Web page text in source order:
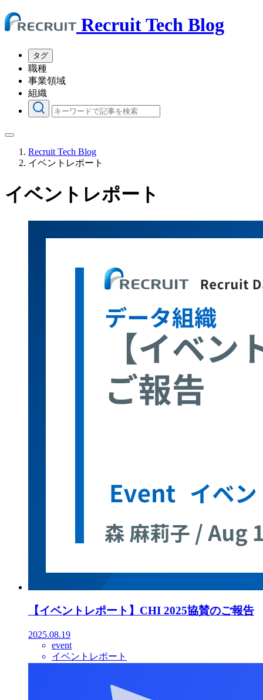
Recruit Tech Blog
タグ
職種
事業領域
組織
Recruit Tech Blog
イベントレポート
イベントレポート
【イベントレポート】CHI 2025協賛のご報告
2025.08.19
event
イベントレポート